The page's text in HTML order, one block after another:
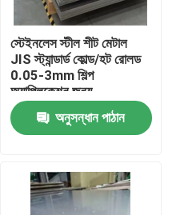
স্টেইনলেস স্টীল শীট মেটাল
JIS স্ট্যান্ডার্ড কোল্ড/হট রোলড
0.05-3mm শিল্প
অ্যাপ্লিকেশন জন্য
অনুসন্ধান পাঠান